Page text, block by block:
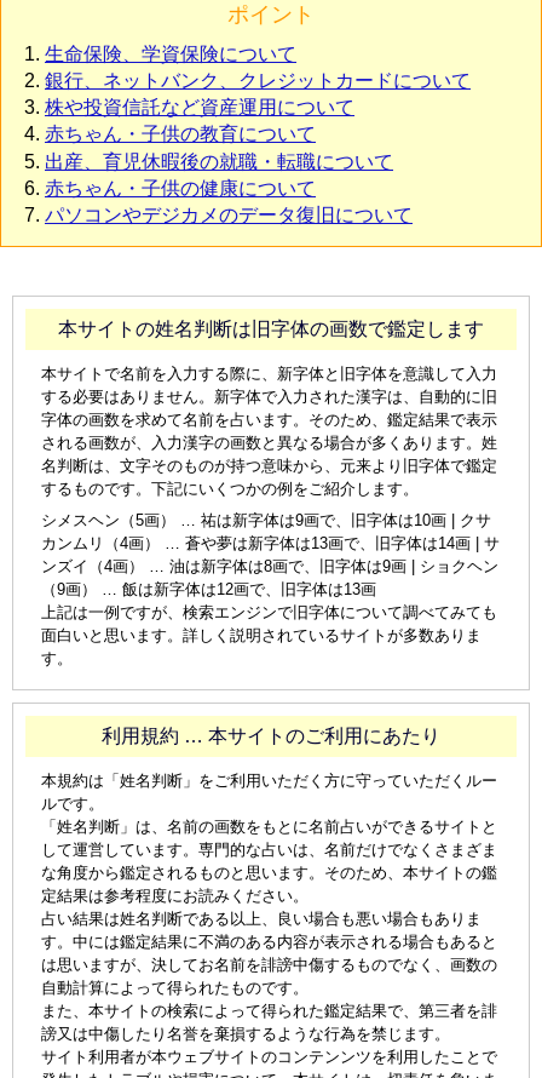
ポイント
生命保険、学資保険について
銀行、ネットバンク、クレジットカードについて
株や投資信託など資産運用について
赤ちゃん・子供の教育について
出産、育児休暇後の就職・転職について
赤ちゃん・子供の健康について
パソコンやデジカメのデータ復旧について
本サイトの姓名判断は旧字体の画数で鑑定します
本サイトで名前を入力する際に、新字体と旧字体を意識して入力
する必要はありません。新字体で入力された漢字は、自動的に旧
字体の画数を求めて名前を占います。そのため、鑑定結果で表示
される画数が、入力漢字の画数と異なる場合が多くあります。姓
名判断は、文字そのものが持つ意味から、元来より旧字体で鑑定
するものです。下記にいくつかの例をご紹介します。
シメスヘン（5画） … 祐は新字体は9画で、旧字体は10画 | クサ
カンムリ（4画） … 蒼や夢は新字体は13画で、旧字体は14画 | サ
ンズイ（4画） … 油は新字体は8画で、旧字体は9画 | ショクヘン
（9画） … 飯は新字体は12画で、旧字体は13画
上記は一例ですが、検索エンジンで旧字体について調べてみても
面白いと思います。詳しく説明されているサイトが多数ありま
す。
利用規約 … 本サイトのご利用にあたり
本規約は「姓名判断」をご利用いただく方に守っていただくルー
ルです。
「姓名判断」は、名前の画数をもとに名前占いができるサイトと
して運営しています。専門的な占いは、名前だけでなくさまざま
な角度から鑑定されるものと思います。そのため、本サイトの鑑
定結果は参考程度にお読みください。
占い結果は姓名判断である以上、良い場合も悪い場合もありま
す。中には鑑定結果に不満のある内容が表示される場合もあると
は思いますが、決してお名前を誹謗中傷するものでなく、画数の
自動計算によって得られたものです。
また、本サイトの検索によって得られた鑑定結果で、第三者を誹
謗又は中傷したり名誉を棄損するような行為を禁じます。
サイト利用者が本ウェブサイトのコンテンンツを利用したことで